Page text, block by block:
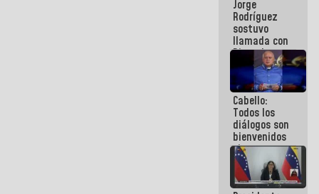
públicos
Jorge
Rodríguez
sostuvo
llamada con
Dinorah
Figuera y
acuerdan
primer
encuentro
presencial
para el
diálogo
Cabello:
Todos los
diálogos son
bienvenidos
siempre que
estén en el
marco de la
Constitución